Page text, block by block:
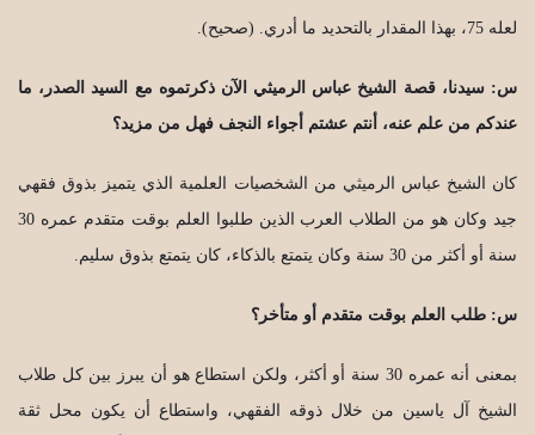
لعله 75، بهذا المقدار بالتحديد ما أدري. (صحيح).
س: سيدنا، قصة الشيخ عباس الرميثي الآن ذكرتموه مع السيد الصدر، ما
عندكم من علم عنه، أنتم عشتم أجواء النجف فهل من مزيد؟
كان الشيخ عباس الرميثي من الشخصيات العلمية الذي يتميز بذوق فقهي
جيد وكان هو من الطلاب العرب الذين طلبوا العلم بوقت متقدم عمره 30
سنة أو أكثر من 30 سنة وكان يتمتع بالذكاء، كان يتمتع بذوق سليم.
س: طلب العلم بوقت متقدم أو متأخر؟
بمعنى أنه عمره 30 سنة أو أكثر، ولكن استطاع هو أن يبرز بين كل طلاب
الشيخ آل ياسين من خلال ذوقه الفقهي، واستطاع أن يكون محل ثقة